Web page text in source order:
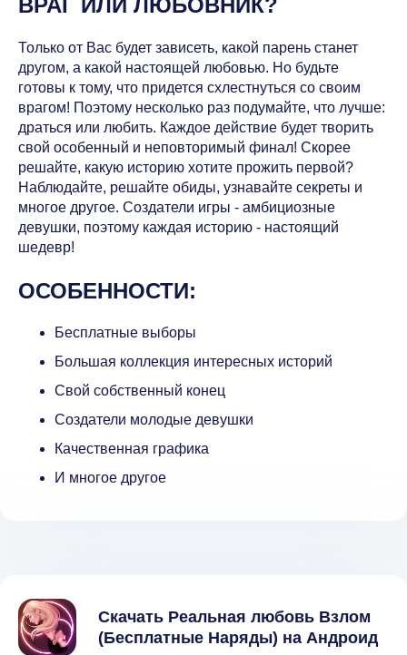
Только от Вас будет зависеть, какой парень станет
другом, а какой настоящей любовью. Но будьте
готовы к тому, что придется схлестнуться со своим
врагом! Поэтому несколько раз подумайте, что лучше:
драться или любить. Каждое действие будет творить
свой особенный и неповторимый финал! Скорее
решайте, какую историю хотите прожить первой?
Наблюдайте, решайте обиды, узнавайте секреты и
многое другое. Создатели игры - амбициозные
девушки, поэтому каждая историю - настоящий
шедевр!
ОСОБЕННОСТИ:
Бесплатные выборы
Большая коллекция интересных историй
Свой собственный конец
Создатели молодые девушки
Качественная графика
И многое другое
Скачать Реальная любовь Взлом
(Бесплатные Наряды) на Андроид